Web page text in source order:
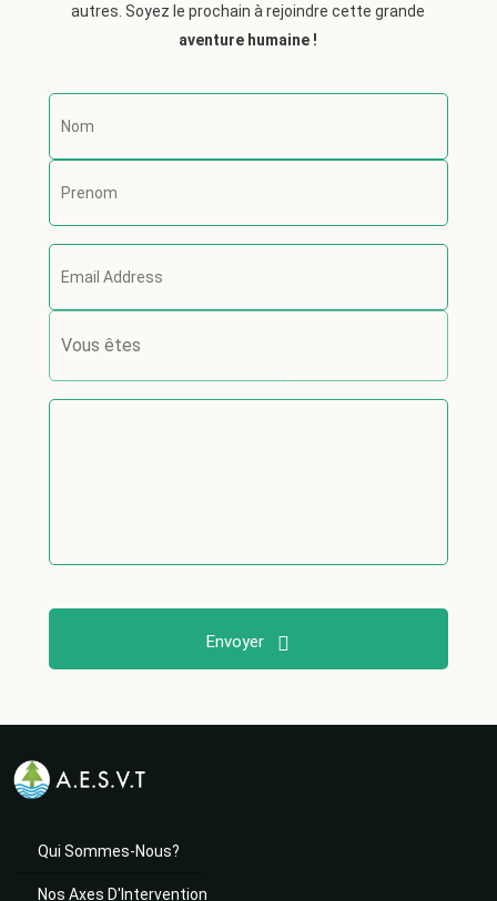
autres. Soyez le prochain à rejoindre cette grande
aventure humaine !
Envoyer
Qui Sommes-Nous?
Nos Axes D'Intervention